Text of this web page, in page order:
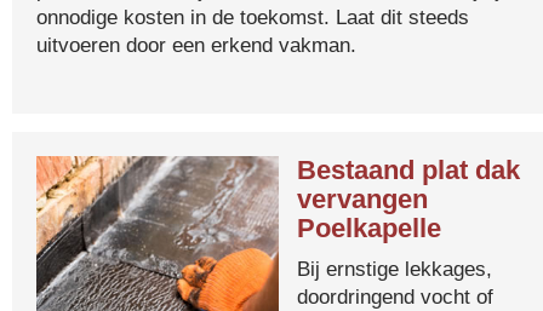
onnodige kosten in de toekomst. Laat dit steeds
uitvoeren door een erkend vakman.
Bestaand plat dak
vervangen
Poelkapelle
Bij ernstige lekkages,
doordringend vocht of